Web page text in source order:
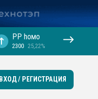
PP hомо
2300 25,22%
ВХОД / РЕГИСТРАЦИЯ